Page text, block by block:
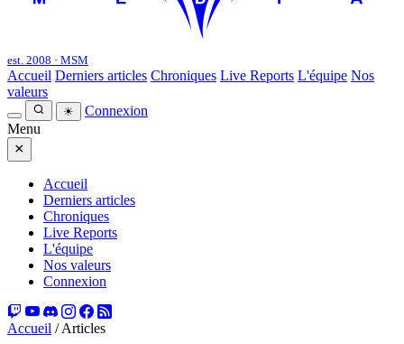
est. 2008 · MSM
Accueil Derniers articles Chroniques Live Reports L'équipe Nos
valeurs
☀
Connexion
Menu
×
Accueil
Derniers articles
Chroniques
Live Reports
L'équipe
Nos valeurs
Connexion
Accueil / Articles